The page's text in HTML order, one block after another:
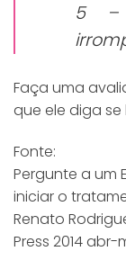
5 –
Faça uma
que ele diga
Fonte:
Pergunte a um
iniciar o
Renato
Press 2014 abr-